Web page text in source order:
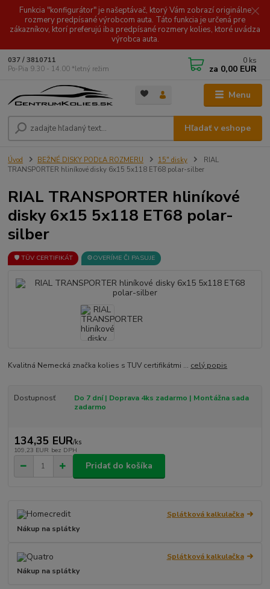
Funkcia "konfigurátor" je našeptávač, ktorý Vám zobrazí originálne
rozmery predpísané výrobcom auta. Táto funkcia je určená pre
zákazníkov, ktorí preferujú iba predpísané rozmery kolies, ktoré uvádza
výrobca auta.
Menu
Hľadať v eshope
037 / 3810711
Po-Pia 9.30 - 14.00 *letný režim
0 ks
za 0,00 EUR
Úvod BEŽNÉ DISKY PODĽA ROZMERU 15" disky
RIAL
TRANSPORTER hliníkové disky 6x15 5x118 ET68 polar-silber
RIAL TRANSPORTER hliníkové
disky 6x15 5x118 ET68 polar-
silber
🛡️ TÜV CERTIFIKÁT ⚙️OVERÍME ČI PASUJE
Kvalitná Nemecká značka kolies s TUV certifikátmi ... celý popis
Dostupnosť
Do 7 dní | Doprava 4ks zadarmo | Montážna sada
zadarmo
134,35 EUR/ks
109,23 EUR bez DPH
Pridať do košíka
Splátková kalkulačka
Nákup na splátky
Splátková kalkulačka
Nákup na splátky